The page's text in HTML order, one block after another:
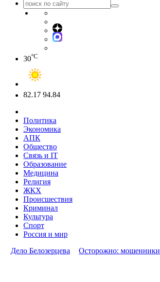
30°C
82.17 94.84
Политика
Экономика
АПК
Общество
Связь и IT
Образование
Медицина
Религия
ЖКХ
Происшествия
Криминал
Культура
Спорт
Россия и мир
Дело Белозерцева
Осторожно: мошенники